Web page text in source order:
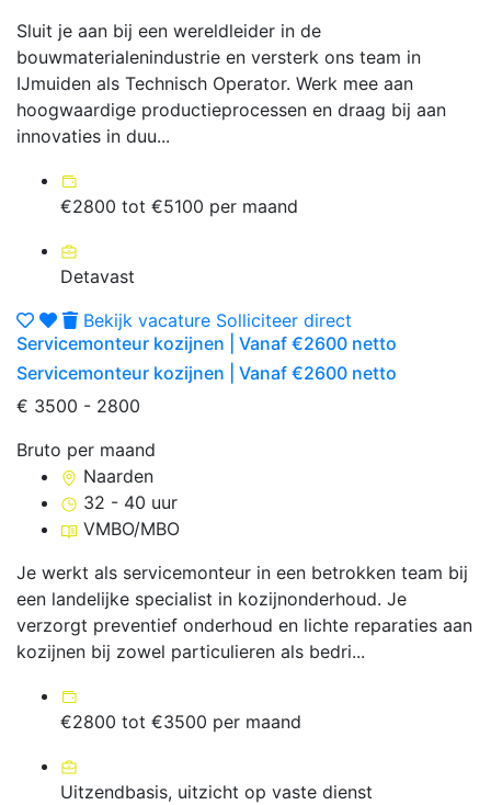
Sluit je aan bij een wereldleider in de
bouwmaterialenindustrie en versterk ons team in
IJmuiden als Technisch Operator. Werk mee aan
hoogwaardige productieprocessen en draag bij aan
innovaties in duu...
€2800 tot €5100 per maand
Detavast
Bekijk vacature Solliciteer direct
Servicemonteur kozijnen | Vanaf €2600 netto
Servicemonteur kozijnen | Vanaf €2600 netto
€ 3500 - 2800
Bruto per maand
Naarden
32 - 40 uur
VMBO/MBO
Je werkt als servicemonteur in een betrokken team bij
een landelijke specialist in kozijnonderhoud. Je
verzorgt preventief onderhoud en lichte reparaties aan
kozijnen bij zowel particulieren als bedri...
€2800 tot €3500 per maand
Uitzendbasis, uitzicht op vaste dienst